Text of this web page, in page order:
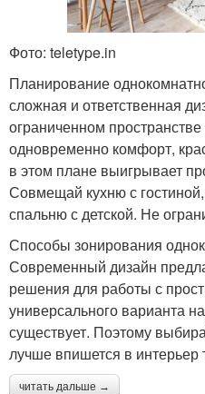
Фото: teletype.in
Планирование
сложная и ответственная
ограниченном
одновременно комфорт,
в этом плане выигрывает
Совмещай кухню с
спальню с детской. Не
Способы зонирования
Современный дизайн
решения для работы с
универсального варианта
существует. Поэтому
лучше впишется в интерьер
читать дальше →